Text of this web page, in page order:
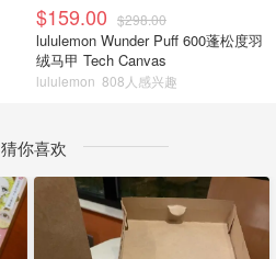
$159.00 $298.00
lululemon Wunder Puff 600蓬松度羽
绒马甲 Tech Canvas
lululemon 808人感兴趣
猜你喜欢